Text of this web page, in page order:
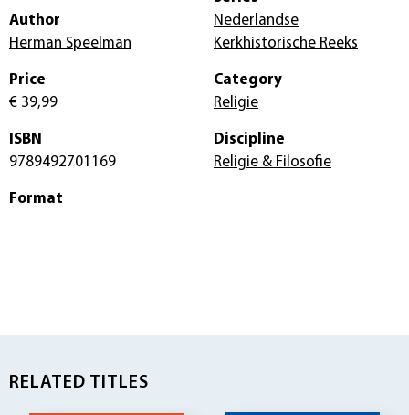
Author
Herman Speelman
Price
€ 39,99
ISBN
9789492701169
Format
Nederlandse
Kerkhistorische Reeks
Category
Religie
Discipline
Religie & Filosofie
RELATED TITLES